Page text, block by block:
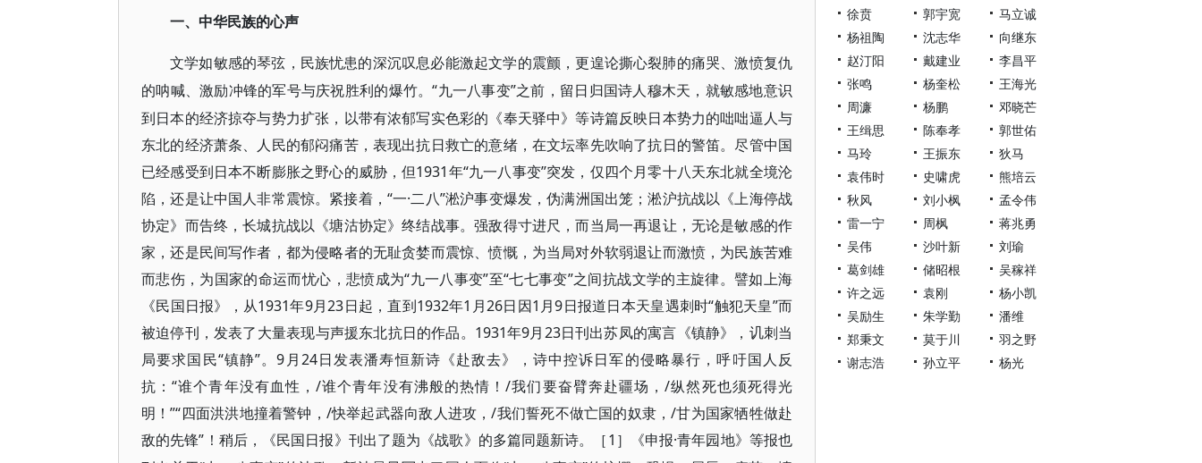
一、中华民族的心声
文学如敏感的琴弦，民族忧患的深沉叹息必能激起文学的震颤，更遑论撕心裂肺的痛哭、激愤复仇
的呐喊、激励冲锋的军号与庆祝胜利的爆竹。“九一八事变”之前，留日归国诗人穆木天，就敏感地意识
到日本的经济掠夺与势力扩张，以带有浓郁写实色彩的《奉天驿中》等诗篇反映日本势力的咄咄逼人与
东北的经济萧条、人民的郁闷痛苦，表现出抗日救亡的意绪，在文坛率先吹响了抗日的警笛。尽管中国
已经感受到日本不断膨胀之野心的威胁，但1931年“九一八事变”突发，仅四个月零十八天东北就全境沦
陷，还是让中国人非常震惊。紧接着，“一·二八”淞沪事变爆发，伪满洲国出笼；淞沪抗战以《上海停战
协定》而告终，长城抗战以《塘沽协定》终结战事。强敌得寸进尺，而当局一再退让，无论是敏感的作
家，还是民间写作者，都为侵略者的无耻贪婪而震惊、愤慨，为当局对外软弱退让而激愤，为民族苦难
而悲伤，为国家的命运而忧心，悲愤成为“九一八事变”至“七七事变”之间抗战文学的主旋律。譬如上海
《民国日报》，从1931年9月23日起，直到1932年1月26日因1月9日报道日本天皇遇刺时“触犯天皇”而
被迫停刊，发表了大量表现与声援东北抗日的作品。1931年9月23日刊出苏凤的寓言《镇静》，讥刺当
局要求国民“镇静”。9月24日发表潘寿恒新诗《赴敌去》，诗中控诉日军的侵略暴行，呼吁国人反
抗：“谁个青年没有血性，/谁个青年没有沸般的热情！/我们要奋臂奔赴疆场，/纵然死也须死得光
明！”“四面洪洪地撞着警钟，/快举起武器向敌人进攻，/我们誓死不做亡国的奴隶，/甘为国家牺牲做赴
敌的先锋”！稍后，《民国日报》刊出了题为《战歌》的多篇同题新诗。
［ 1］ 《申报·青年园地》等报也
徐贲
郭宇宽
马立诚
杨祖陶
沈志华
向继东
赵汀阳
戴建业
李昌平
张鸣
杨奎松
王海光
周濂
杨鹏
邓晓芒
王缉思
陈奉孝
郭世佑
马玲
王振东
狄马
袁伟时
史啸虎
熊培云
秋风
刘小枫
孟令伟
雷一宁
周枫
蒋兆勇
吴伟
沙叶新
刘瑜
葛剑雄
储昭根
吴稼祥
许之远
袁刚
杨小凯
吴励生
朱学勤
潘维
郑秉文
莫于川
羽之野
谢志浩
孙立平 杨光